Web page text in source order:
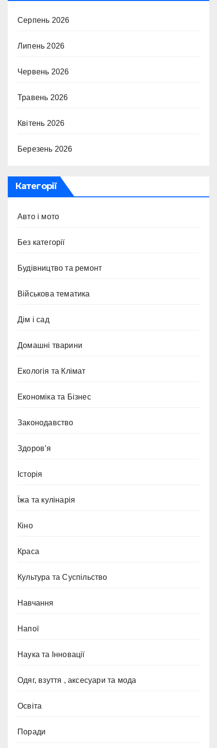
Серпень 2026
Липень 2026
Червень 2026
Травень 2026
Квітень 2026
Березень 2026
Категорії
Авто і мото
Без категорії
Будівництво та ремонт
Військова тематика
Дім і сад
Домашні тварини
Екологія та Клімат
Економіка та Бізнес
Законодавство
Здоров’я
Історія
Їжа та кулінарія
Кіно
Краса
Культура та Суспільство
Навчання
Напої
Наука та Інновації
Одяг, взуття , аксесуари та мода
Освіта
Поради